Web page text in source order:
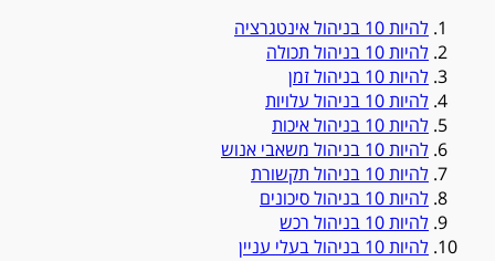
להיות 10 בניהול אינטגרציה
להיות 10 בניהול תכולה
להיות 10 בניהול זמן
להיות 10 בניהול עלויות
להיות 10 בניהול איכות
להיות 10 בניהול משאבי אנוש
להיות 10 בניהול תקשורת
להיות 10 בניהול סיכונים
להיות 10 בניהול רכש
להיות 10 בניהול בעלי עניין